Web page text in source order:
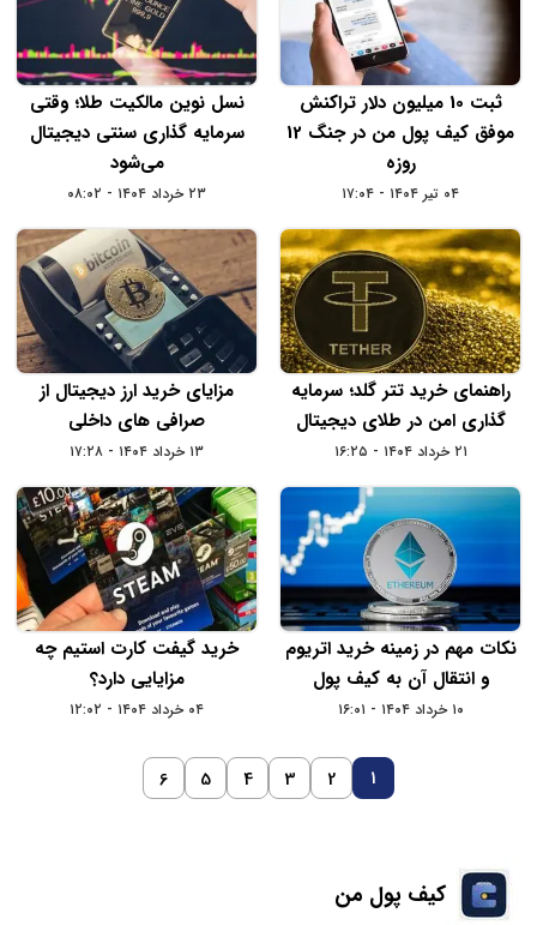
ثبت 10 میلیون دلار تراکنش
موفق کیف پول من در جنگ 12
روزه
۰۴ تیر ۱۴۰۴ - ۱۷:۰۴
نسل نوین مالکیت طلا؛ وقتی
سرمایه‌ گذاری سنتی دیجیتال
می‌شود
۲۳ خرداد ۱۴۰۴ - ۰۸:۰۲
راهنمای خرید تتر گلد؛ سرمایه
‌گذاری امن در طلای دیجیتال
۲۱ خرداد ۱۴۰۴ - ۱۶:۲۵
مزایای خرید ارز دیجیتال از
صرافی‌ های داخلی
۱۳ خرداد ۱۴۰۴ - ۱۷:۲۸
نکات مهم در زمینه خرید اتریوم
و انتقال آن به کیف پول
۱۰ خرداد ۱۴۰۴ - ۱۶:۰۱
خرید گیفت کارت استیم چه
مزایایی دارد؟
۰۴ خرداد ۱۴۰۴ - ۱۲:۰۲
1
2
3
4
5
6
کیف پول من